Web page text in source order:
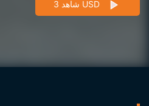
شاهد 3 USD